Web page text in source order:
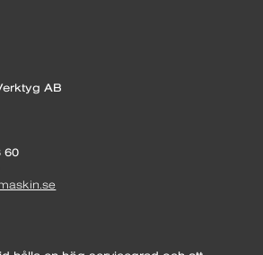
AB
60